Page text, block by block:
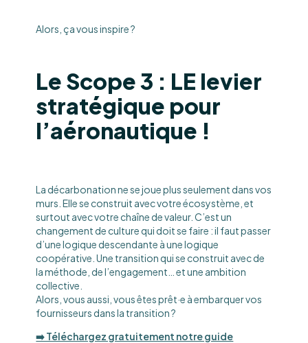
Alors, ça vous inspire ?
Le Scope 3 : LE levier
stratégique pour
l’aéronautique !
La décarbonation ne se joue plus seulement dans vos
murs. Elle se construit avec votre écosystème, et
surtout avec votre chaîne de valeur. C’est un
changement de culture qui doit se faire : il faut passer
d’une logique descendante à une logique
coopérative. Une transition qui se construit avec de
la méthode, de l’engagement… et une ambition
collective.
Alors, vous aussi, vous êtes prêt·e à embarquer vos
fournisseurs dans la transition ?
➡️ Téléchargez gratuitement notre guide